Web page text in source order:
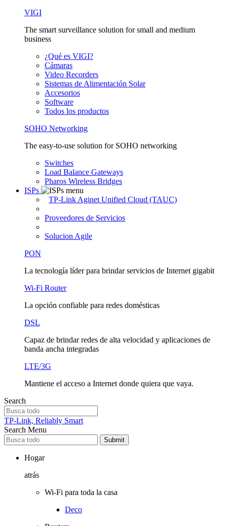
VIGI
The smart surveillance solution for small and medium
business
¿Qué es VIGI?
Cámaras
Video Recorders
Sistemas de Alimentación Solar
Accesorios
Software
Todos los productos
SOHO Networking
The easy-to-use solution for SOHO networking
Switches
Load Balance Gateways
Pharos Wireless Bridges
ISPs
TP-Link Aginet Unified Cloud (TAUC)
Proveedores de Servicios
Solucion Agile
PON
La tecnología líder para brindar servicios de Internet gigabit
Wi-Fi Router
La opción confiable para redes domésticas
DSL
Capaz de brindar redes de alta velocidad y aplicaciones de
banda ancha integradas
LTE/3G
Mantiene el acceso a Internet donde quiera que vaya.
Search
TP-Link, Reliably Smart
Search Menu
Submit
Hogar
atrás
Wi-Fi para toda la casa
Deco